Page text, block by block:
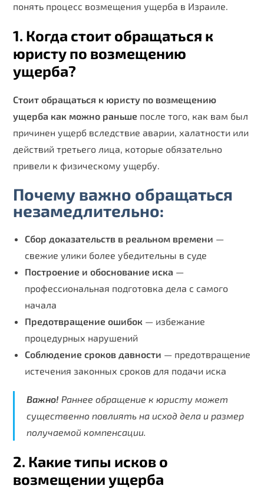
понять процесс возмещения ущерба в Израиле.
1. Когда стоит обращаться к
юристу по возмещению
ущерба?
Стоит обращаться к юристу по возмещению
ущерба как можно раньше после того, как вам был
причинен ущерб вследствие аварии, халатности или
действий третьего лица, которые обязательно
привели к физическому ущербу.
Почему важно обращаться
незамедлительно:
Сбор доказательств в реальном времени —
свежие улики более убедительны в суде
Построение и обоснование иска —
профессиональная подготовка дела с самого
начала
Предотвращение ошибок — избежание
процедурных нарушений
Соблюдение сроков давности — предотвращение
истечения законных сроков для подачи иска
Важно! Раннее обращение к юристу может
существенно повлиять на исход дела и размер
получаемой компенсации.
2. Какие типы исков о
возмещении ущерба